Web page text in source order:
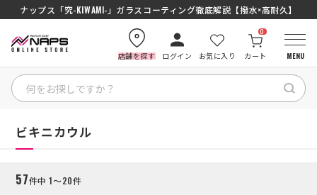
ナップス「究-KIWAMI-」ガラスコーティング徹底解説【撥水×高耐久】
SENA J30/J10を徹底比較｜コスパ最強インカムはどっち？初心者にもおすす
店舗を探す ログイン お気に入り カート
0
MENU
HOME
絞り込む
HOME
ビキニカウル
57件中 1～20件